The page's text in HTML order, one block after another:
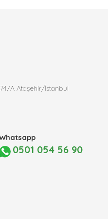
A Ataşehir/İstanbul
0501 054 56 90